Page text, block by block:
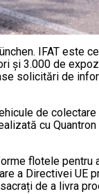
IFAT este
și 3.000 de
solicitări de
de colectare
cu Quantron
flotele pentru
a Directivei UE
de a livra